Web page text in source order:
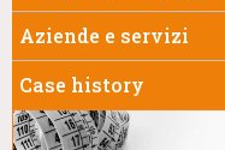
Aziende e servizi
Case history